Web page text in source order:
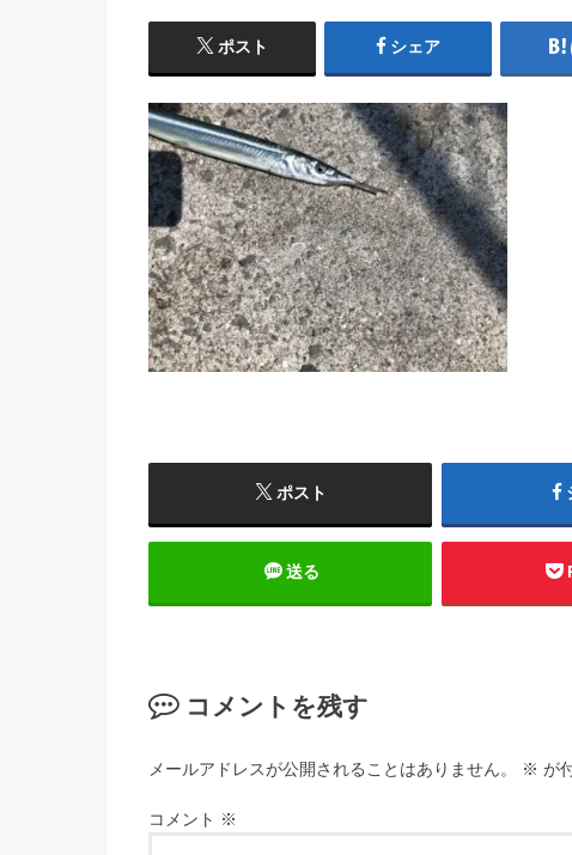
ポスト シェア
ポスト
送る
コメントを残す
メールアドレスが公開されることはありません。 ※ が
コメント ※